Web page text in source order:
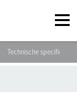
Technische specificaties